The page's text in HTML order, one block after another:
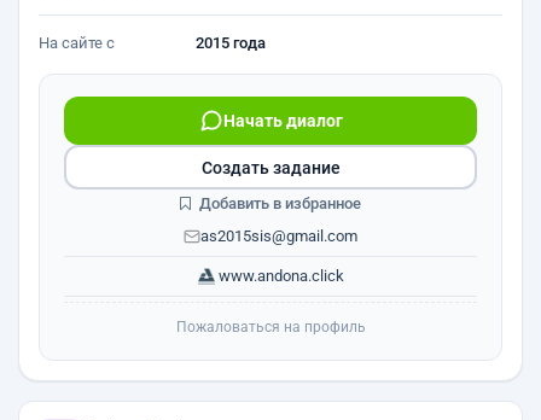
На сайте с 2015 года
Начать диалог
as2015sis@gmail.com
www.andona.click
Создать задание
Добавить в избранное
Пожаловаться на профиль